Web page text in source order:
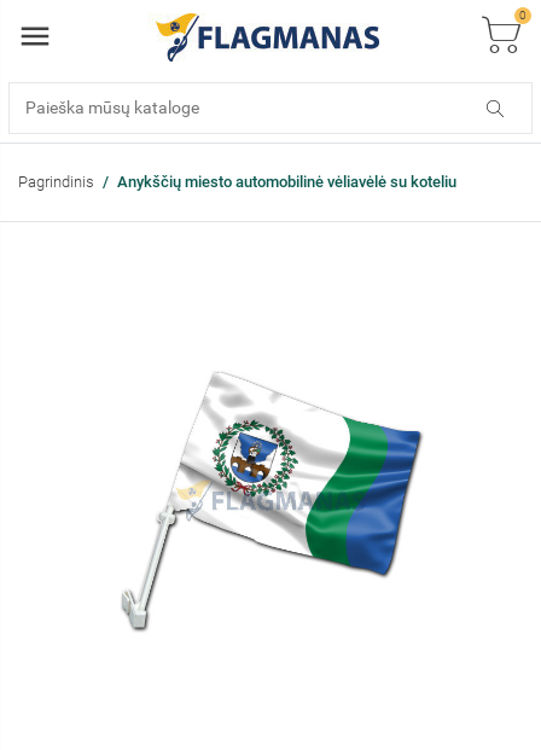
0
Pagrindinis Anykščių miesto automobilinė vėliavėlė su koteliu